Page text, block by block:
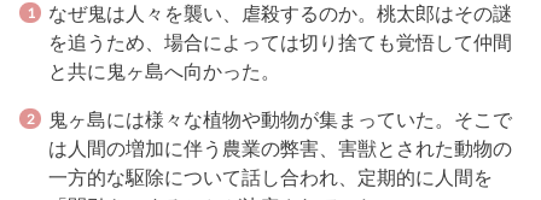
なぜ鬼は人々を襲い、虐殺するのか。桃太郎はその謎
を追うため、場合によっては切り捨ても覚悟して仲間
と共に鬼ヶ島へ向かった。
鬼ヶ島には様々な植物や動物が集まっていた。そこで
は人間の増加に伴う農業の弊害、害獣とされた動物の
一方的な駆除について話し合われ、定期的に人間を